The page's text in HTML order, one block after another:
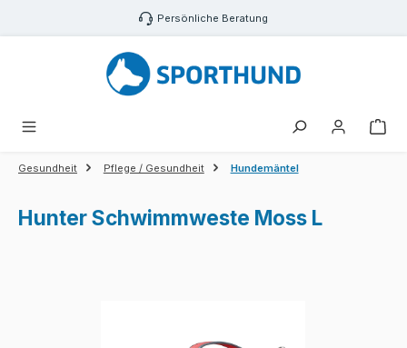
Zum Hauptinhalt springen Persönliche Beratung
Gesundheit Pflege / Gesundheit Hundemäntel
Hunter Schwimmweste Moss L